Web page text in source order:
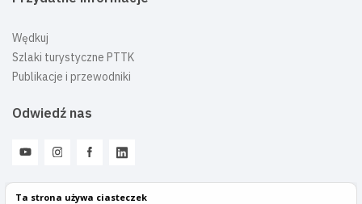
Ta strona używa ciasteczek
Wędkuj
Szlaki turystyczne PTTK
Publikacje i przewodniki
Odwiedź nas